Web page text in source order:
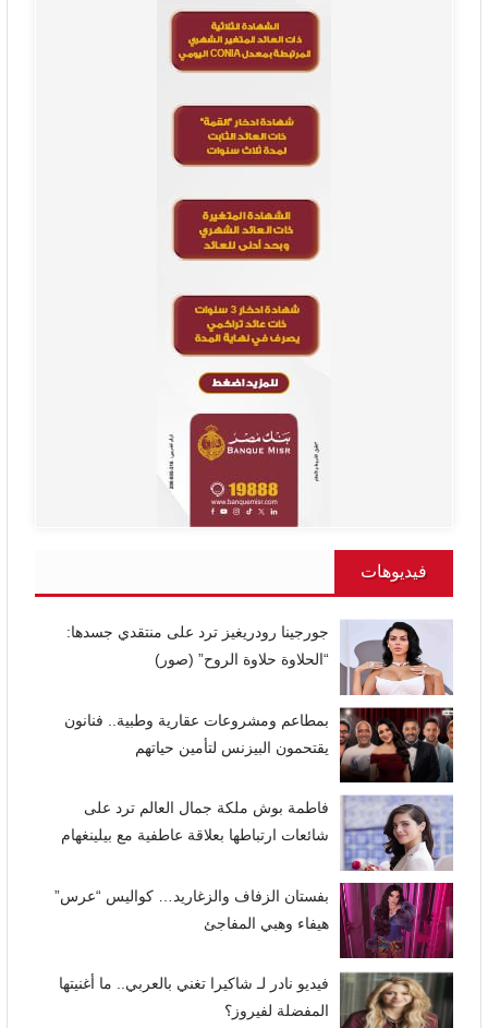
فيديوهات
جورجينا رودريغيز ترد على منتقدي جسدها:
“الحلاوة حلاوة الروح” (صور)
بمطاعم ومشروعات عقارية وطبية.. فنانون
يقتحمون البيزنس لتأمين حياتهم
فاطمة بوش ملكة جمال العالم ترد على
شائعات ارتباطها بعلاقة عاطفية مع بيلينغهام
بفستان الزفاف والزغاريد… كواليس “عرس”
هيفاء وهبي المفاجئ
فيديو نادر لـ شاكيرا تغني بالعربي.. ما أغنيتها
المفضلة لفيروز؟